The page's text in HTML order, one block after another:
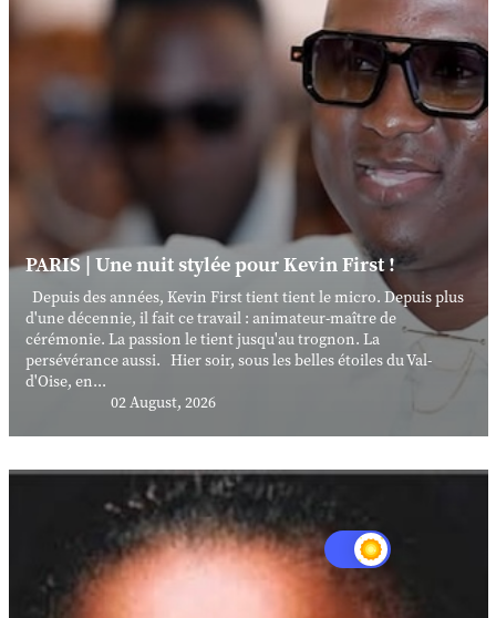
PARIS | Une nuit stylée pour Kevin First !
Depuis des années, Kevin First tient tient le micro. Depuis plus
d'une décennie, il fait ce travail : animateur-maître de
cérémonie. La passion le tient jusqu'au trognon. La
persévérance aussi. Hier soir, sous les belles étoiles du Val-
d'Oise, en...
02 August, 2026